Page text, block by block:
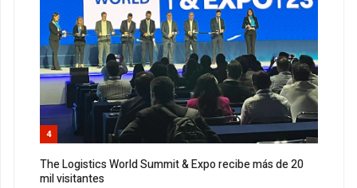
4
The Logistics World Summit & Expo recibe más de 20
mil visitantes